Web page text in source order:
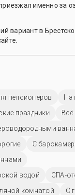
именно за
вариант в
пенсионеров
На
праздники
С
водой
СПА-
комнатой
С